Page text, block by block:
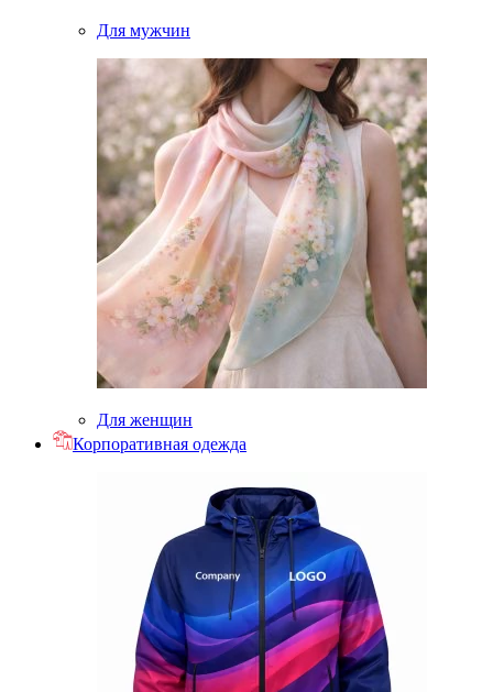
Для мужчин
Для женщин
Корпоративная одежда